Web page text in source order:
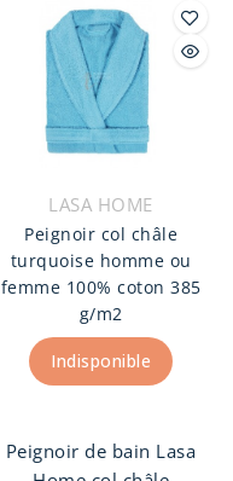
100% coton peigné 385
g/m2. Peignoir unisexe
finition col Châle avec
ceinture et deux
poches.
LASA HOME
Peignoir col châle
turquoise homme ou
femme 100% coton 385
g/m2
Indisponible
Peignoir de bain Lasa